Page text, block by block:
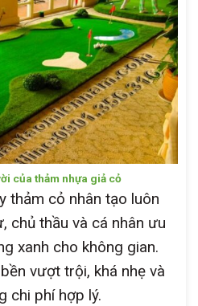
của thảm nhựa giả cỏ
thảm cỏ nhân tạo luôn
chủ thầu và cá nhân ưu
xanh cho không gian.
vượt trội, khá nhẹ và
chi phí hợp lý.